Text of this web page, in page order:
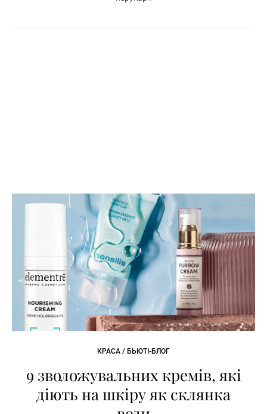
КРАСА / БЬЮТІ-БЛОГ
9 зволожувальних кремів, які
діють на шкіру як склянка